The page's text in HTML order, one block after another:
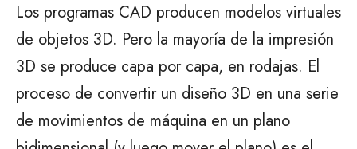
Los programas CAD producen modelos virtuales
de objetos 3D. Pero la mayoría de la impresión
3D se produce capa por capa, en rodajas. El
proceso de convertir un diseño 3D en una serie
de movimientos de máquina en un plano